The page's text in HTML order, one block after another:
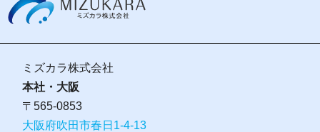
ミズカラ株式会社
本社・大阪
〒565-0853
大阪府吹田市春日1-4-13